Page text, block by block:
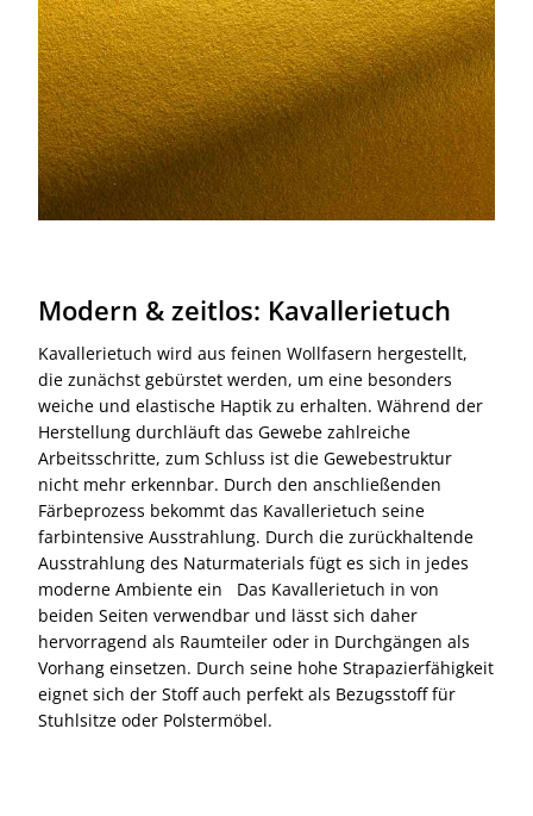
Modern & zeitlos: Kavallerietuch
Kavallerietuch wird aus feinen Wollfasern hergestellt,
die zunächst gebürstet werden, um eine besonders
weiche und elastische Haptik zu erhalten. Während der
Herstellung durchläuft das Gewebe zahlreiche
Arbeitsschritte, zum Schluss ist die Gewebestruktur
nicht mehr erkennbar. Durch den anschließenden
Färbeprozess bekommt das Kavallerietuch seine
farbintensive Ausstrahlung. Durch die zurückhaltende
Ausstrahlung des Naturmaterials fügt es sich in jedes
moderne Ambiente ein Das Kavallerietuch in von
beiden Seiten verwendbar und lässt sich daher
hervorragend als Raumteiler oder in Durchgängen als
Vorhang einsetzen. Durch seine hohe Strapazierfähigkeit
eignet sich der Stoff auch perfekt als Bezugsstoff für
Stuhlsitze oder Polstermöbel.